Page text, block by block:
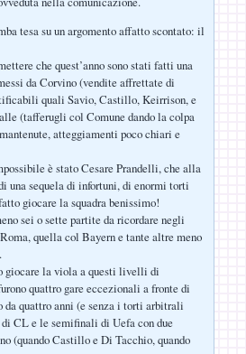
tesa su un argomento affatto scontato: il
che quest’anno sono stati fatti una
da Corvino (vendite affrettate di
quali Savio, Castillo, Keirrison, e
(tafferugli col Comune dando la colpa
atteggiamenti poco chiari e
è stato Cesare Prandelli, che alla
una sequela di infortuni, di enormi torti
giocare la squadra benissimo!
sei o sette partite da ricordare negli
quella col Bayern e tante altre meno
giocare la viola a questi livelli di
quattro gare eccezionali a fronte di
quattro anni (e senza i torti arbitrali
CL e le semifinali di Uefa con due
(quando Castillo e Di Tacchio, quando